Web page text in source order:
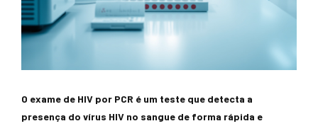
O exame de HIV por PCR é um teste que detecta a
presença do vírus HIV no sangue de forma rápida e